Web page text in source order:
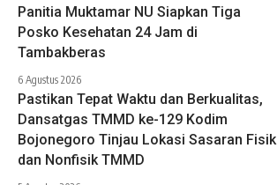
Panitia Muktamar NU Siapkan Tiga
Posko Kesehatan 24 Jam di
Tambakberas
6 Agustus 2026
Pastikan Tepat Waktu dan Berkualitas,
Dansatgas TMMD ke-129 Kodim
Bojonegoro Tinjau Lokasi Sasaran Fisik
dan Nonfisik TMMD